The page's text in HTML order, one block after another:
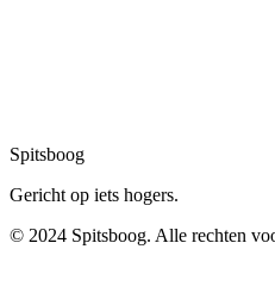
Spitsboog
Gericht op iets hogers.
© 2024 Spitsboog. Alle rechten